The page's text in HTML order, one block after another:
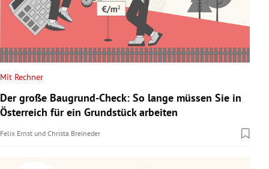
Mit Rechner
Der große Baugrund-Check: So lange müssen Sie in
Österreich für ein Grundstück arbeiten
Felix Ernst und Christa Breineder